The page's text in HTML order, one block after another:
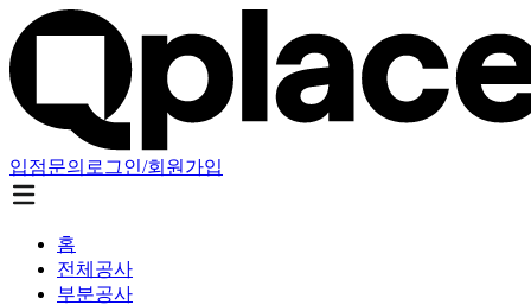
입점문의 로그인/회원가입
홈
전체공사
부분공사